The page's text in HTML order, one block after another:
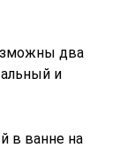
два
и
в ванне на